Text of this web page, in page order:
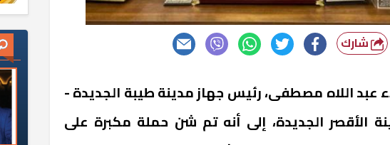
شارك
عبد اللاه مصطفى، رئيس جهاز مدينة طيبة الجديدة -
الأقصر الجديدة، إلى أنه تم شن حملة مكبرة على